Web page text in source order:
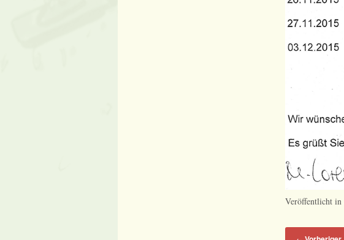
Veröffentlicht in